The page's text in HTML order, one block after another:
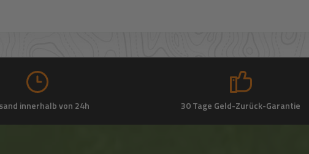
innerhalb von 24h 30 Tage Geld-Zurück-Garantie